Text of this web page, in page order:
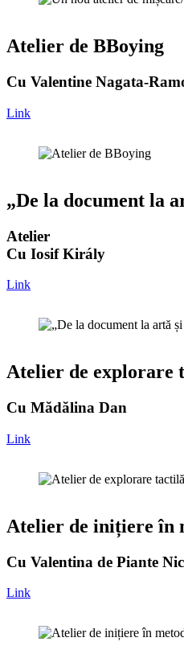
Atelier de BBoying
Cu Valentine Nagata-
Link
„De la document la
Atelier
Cu Iosif Király
Link
Atelier de explorare
Cu Mădălina Dan
Link
Atelier de inițiere în
Cu Valentina de Piante
Link